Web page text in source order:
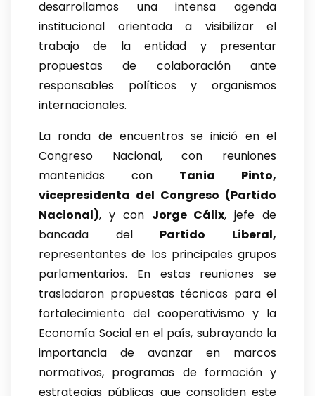
desarrollamos una intensa agenda
institucional orientada a visibilizar el
trabajo de la entidad y presentar
propuestas de colaboración ante
responsables políticos y organismos
internacionales.
La ronda de encuentros se inició en el
Congreso Nacional, con reuniones
mantenidas con Tania Pinto,
vicepresidenta del Congreso (Partido
Nacional), y con Jorge Cálix, jefe de
bancada del Partido Liberal,
representantes de los principales grupos
parlamentarios. En estas reuniones se
trasladaron propuestas técnicas para el
fortalecimiento del cooperativismo y la
Economía Social en el país, subrayando la
importancia de avanzar en marcos
normativos, programas de formación y
estrategias públicas que consoliden este